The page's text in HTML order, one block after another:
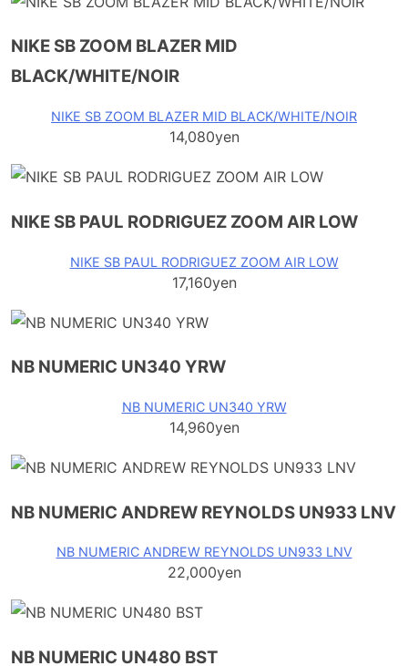
NIKE SB ZOOM BLAZER MID
BLACK/WHITE/NOIR
NIKE SB ZOOM BLAZER MID BLACK/WHITE/NOIR
14,080yen
NIKE SB PAUL RODRIGUEZ ZOOM AIR LOW
NIKE SB PAUL RODRIGUEZ ZOOM AIR LOW
17,160yen
NB NUMERIC UN340 YRW
NB NUMERIC UN340 YRW
14,960yen
NB NUMERIC ANDREW REYNOLDS UN933 LNV
NB NUMERIC ANDREW REYNOLDS UN933 LNV
22,000yen
NB NUMERIC UN480 BST